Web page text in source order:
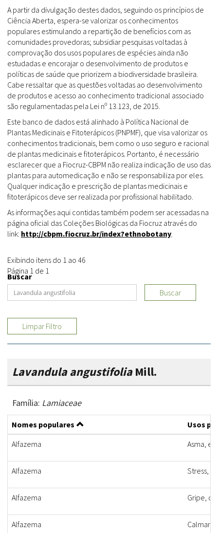
A partir da divulgação destes dados, seguindo os princípios de
Ciência Aberta, espera-se valorizar os conhecimentos
populares estimulando a repartição de benefícios com as
comunidades provedoras; subsidiar pesquisas voltadas à
comprovação dos usos populares de espécies ainda não
estudadas e encorajar o desenvolvimento de produtos e
políticas de saúde que priorizem a biodiversidade brasileira.
Cabe ressaltar que as questões voltadas ao desenvolvimento
de produtos e acesso ao conhecimento tradicional associado
são regulamentadas pela Lei nº 13.123, de 2015.
Este banco de dados está alinhado à Política Nacional de
Plantas Medicinais e Fitoterápicos (PNPMF), que visa valorizar os
conhecimentos tradicionais, bem como o uso seguro e racional
de plantas medicinais e fitoterápicos. Portanto, é necessário
esclarecer que a Fiocruz-CBPM não realiza indicação de uso das
plantas para automedicação e não se responsabiliza por eles.
Qualquer indicação e prescrição de plantas medicinais e
fitoterápicos deve ser realizada por profissional habilitado.
As informações aqui contidas também podem ser acessadas na
página oficial das Coleções Biológicas da Fiocruz através do
link: http://cbpm.fiocruz.br/index?ethnobotany.
Exibindo itens do 1 ao 46
Página 1 de 1
Buscar
Buscar
Limpar Filtro
Lavandula angustifoliaMill.
Família: Lamiaceae
Nomes populares
Usos
Alfazema
Asma,
Alfazema Stress,
Alfazema Gripe,
Alfazema